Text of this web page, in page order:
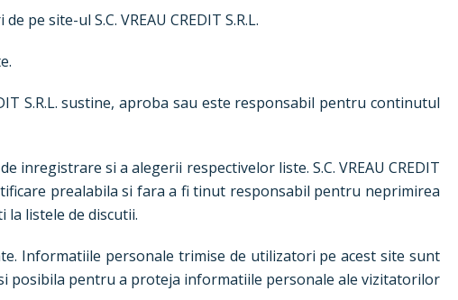
pe site-ul S.C. VREAU CREDIT S.R.L.
S.R.L. sustine, aproba sau este responsabil pentru continutul
inregistrare si a alegerii respectivelor liste. S.C. VREAU CREDIT
prealabila si fara a fi tinut responsabil pentru neprimirea
listele de discutii.
Informatiile personale trimise de utilizatori pe acest site sunt
si posibila pentru a proteja informatiile personale ale vizitatorilor